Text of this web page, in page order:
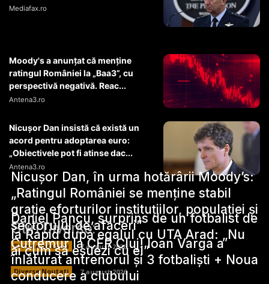
Mediafax.ro
Moody's a anunțat că menține
ratingul României la „Baa3”, cu
perspectivă negativă. Reac...
Antena3.ro
Nicușor Dan insistă că există un
acord pentru adoptarea euro:
„Obiectivele pot fi atinse dac...
Antena3.ro
Stiri Diverse:
Nicușor Dan, în urma hotărârii Moody’s:
„Ratingul României se menține stabil
grație eforturilor instituțiilor, populației și
sectorului de afaceri”
Diverse Noutati 7 august 2026
Daniel Pancu, surprins de un fotbalist de
la Rapid după egalul cu UTA Arad: „Nu
ai cum să eșuezi cu el”
Diverse Noutati 7 august 2026
Cutremur la CFR Cluj! Ioan Varga a
înlăturat antrenorul și 3 fotbaliști + Noua
conducere a clubului